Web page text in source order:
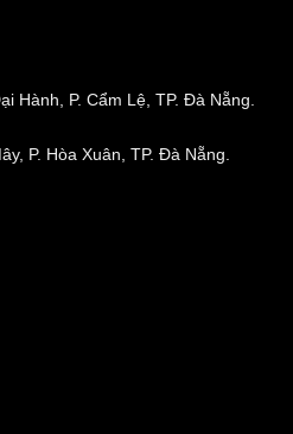
Hành, P. Cẩm Lệ, TP. Đà Nẵng.
P. Hòa Xuân, TP. Đà Nẵng.